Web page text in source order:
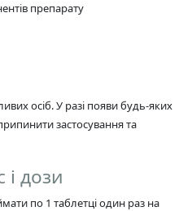
препарату
осіб. У разі появи будь-яких
застосування та
дози
по 1 таблетці один раз на